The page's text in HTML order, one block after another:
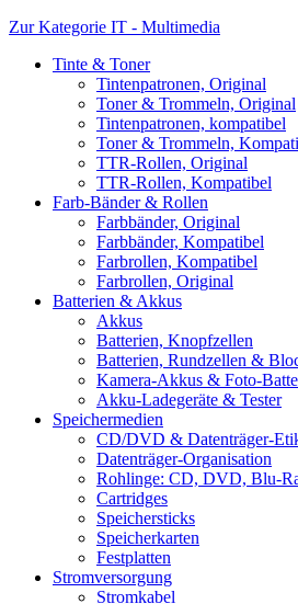
Zur Kategorie IT - Multimedia
Tinte & Toner
Tintenpatronen, Original
Toner & Trommeln, Original
Tintenpatronen, kompatibel
Toner & Trommeln,
TTR-Rollen, Original
TTR-Rollen, Kompatibel
Farb-Bänder & Rollen
Farbbänder, Original
Farbbänder, Kompatibel
Farbrollen, Kompatibel
Farbrollen, Original
Batterien & Akkus
Akkus
Batterien, Knopfzellen
Batterien, Rundzellen &
Kamera-Akkus & Foto-
Akku-Ladegeräte & Tester
Speichermedien
CD/DVD & Datenträger-
Datenträger-Organisation
Rohlinge: CD, DVD, Blu-
Cartridges
Speichersticks
Speicherkarten
Festplatten
Stromversorgung
Stromkabel